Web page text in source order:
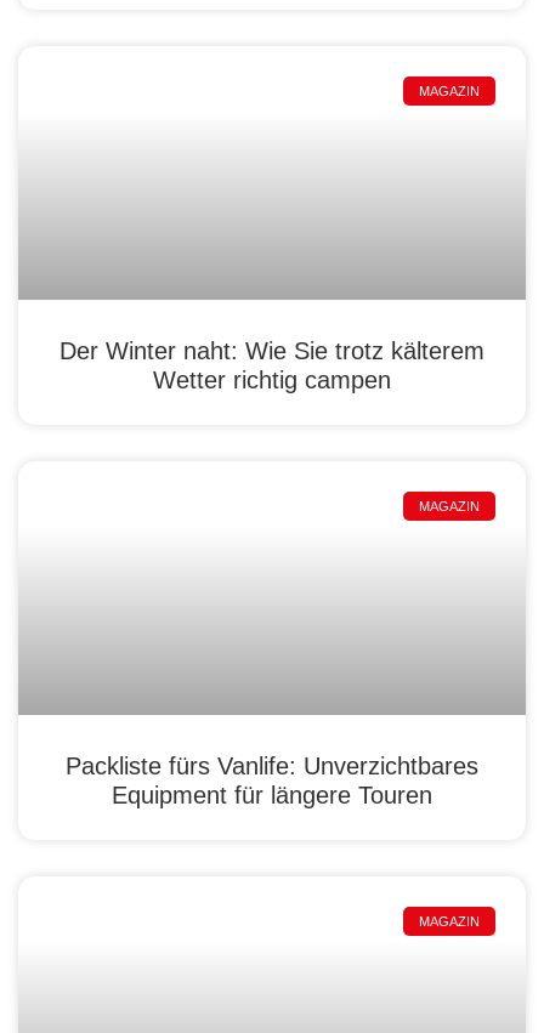
MAGAZIN
Der Winter naht: Wie Sie trotz kälterem
Wetter richtig campen
MAGAZIN
Packliste fürs Vanlife: Unverzichtbares
Equipment für längere Touren
MAGAZIN